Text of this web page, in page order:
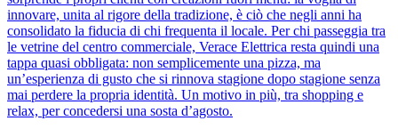
innovare, unita al rigore della tradizione, è ciò che negli anni ha
consolidato la fiducia di chi frequenta il locale. Per chi passeggia tra
le vetrine del centro commerciale, Verace Elettrica resta quindi una
tappa quasi obbligata: non semplicemente una pizza, ma
un’esperienza di gusto che si rinnova stagione dopo stagione senza
mai perdere la propria identità. Un motivo in più, tra shopping e
relax, per concedersi una sosta d’agosto.